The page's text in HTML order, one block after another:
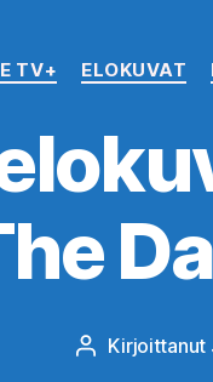
TV+ ELOKUVAT
Kirjoittaja
Kirjoittanut